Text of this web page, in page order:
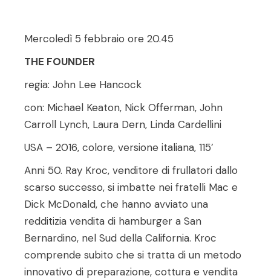
Mercoledì 5 febbraio ore 20.45
THE FOUNDER
regia: John Lee Hancock
con: Michael Keaton, Nick Offerman, John
Carroll Lynch, Laura Dern, Linda Cardellini
USA – 2016, colore, versione italiana, 115’
Anni 50. Ray Kroc, venditore di frullatori dallo
scarso successo, si imbatte nei fratelli Mac e
Dick McDonald, che hanno avviato una
redditizia vendita di hamburger a San
Bernardino, nel Sud della California. Kroc
comprende subito che si tratta di un metodo
innovativo di preparazione, cottura e vendita